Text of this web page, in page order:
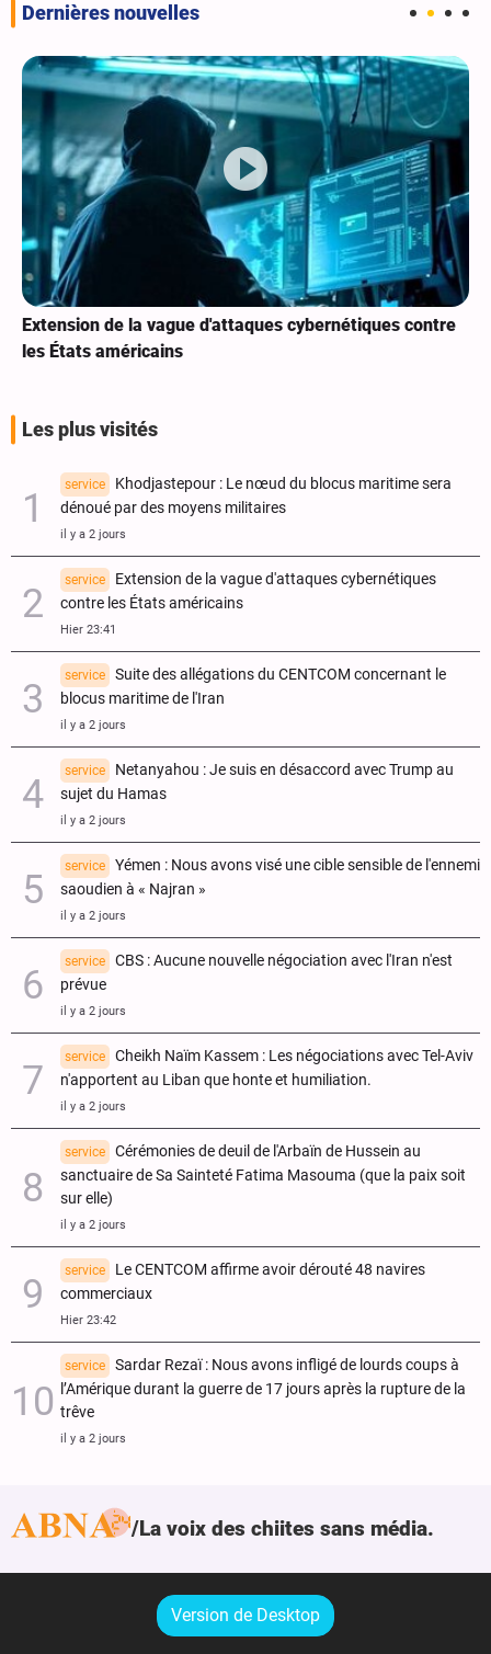
Dernières nouvelles
Extension de la vague d'attaques cybernétiques contre
les États américains
Les plus visités
service
Khodjastepour : Le nœud du blocus maritime sera
dénoué par des moyens militaires
il y a 2 jours
service
Extension de la vague d'attaques cybernétiques
contre les États américains
Hier 23:41
service
Suite des allégations du CENTCOM concernant le
blocus maritime de l'Iran
il y a 2 jours
service
Netanyahou : Je suis en désaccord avec Trump au
sujet du Hamas
il y a 2 jours
service
Yémen : Nous avons visé une cible sensible de l'ennemi
saoudien à « Najran »
il y a 2 jours
service
CBS : Aucune nouvelle négociation avec l'Iran n'est
prévue
il y a 2 jours
service
Cheikh Naïm Kassem : Les négociations avec Tel-Aviv
n'apportent au Liban que honte et humiliation.
il y a 2 jours
service
Cérémonies de deuil de l'Arbaïn de Hussein au
sanctuaire de Sa Sainteté Fatima Masouma (que la paix soit
sur elle)
il y a 2 jours
service
Le CENTCOM affirme avoir dérouté 48 navires
commerciaux
Hier 23:42
service
Sardar Rezaï : Nous avons infligé de lourds coups à
l’Amérique durant la guerre de 17 jours après la rupture de la
trêve
il y a 2 jours
La voix des chiites sans média.
Version de Desktop